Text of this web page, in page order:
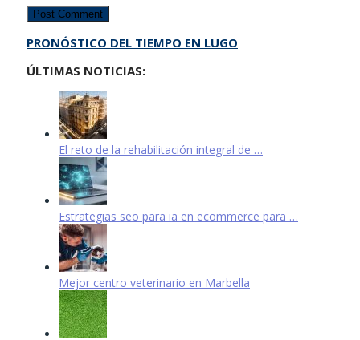
PRONÓSTICO DEL TIEMPO EN LUGO
ÚLTIMAS NOTICIAS:
El reto de la rehabilitación integral de …
Estrategias seo para ia en ecommerce para …
Mejor centro veterinario en Marbella